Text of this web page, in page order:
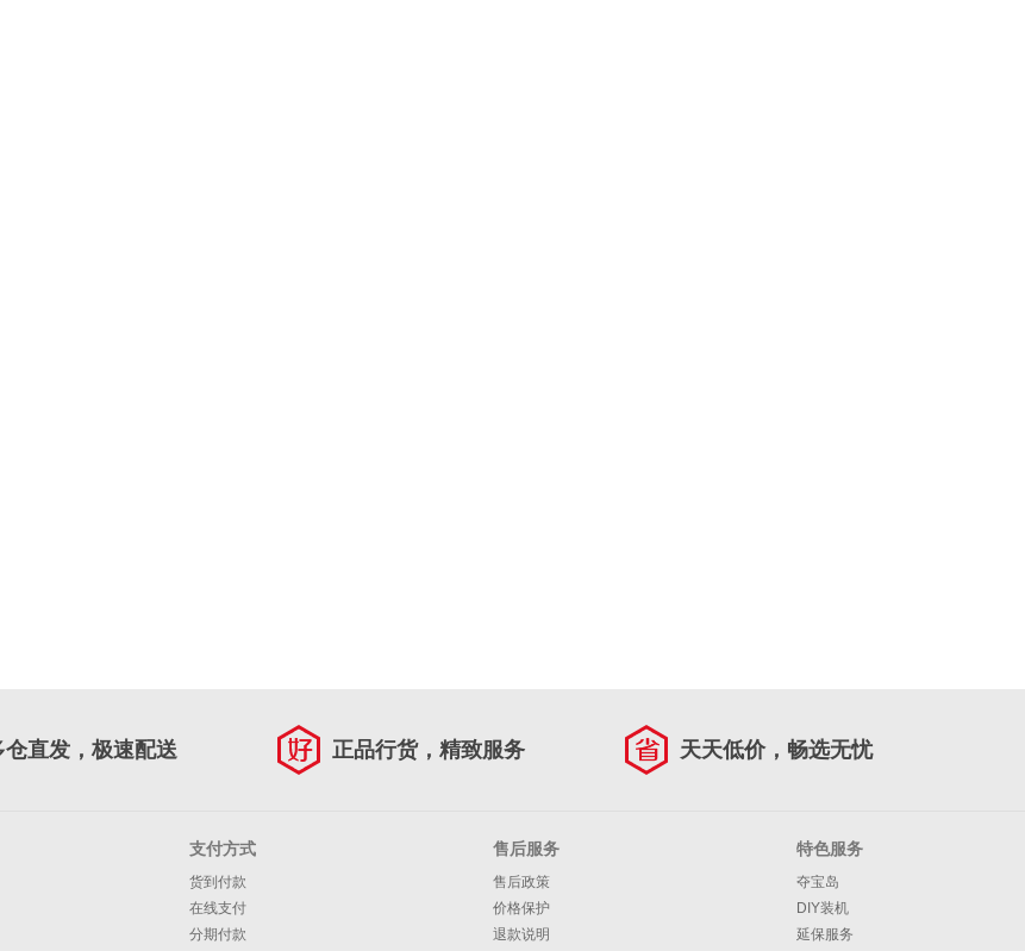
仓直发，极速配送 正品行货，精致服务 天天低价，畅选无忧
支付方式
货到付款
在线支付
分期付款
售后服务
售后政策
价格保护
退款说明
特色服务
夺宝岛
DIY装机
延保服务